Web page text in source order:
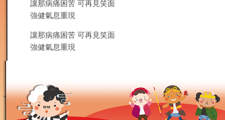
讓那病痛困苦 可再見笑面
強健氣息重現
讓那病痛困苦 可再見笑面
強健氣息重現